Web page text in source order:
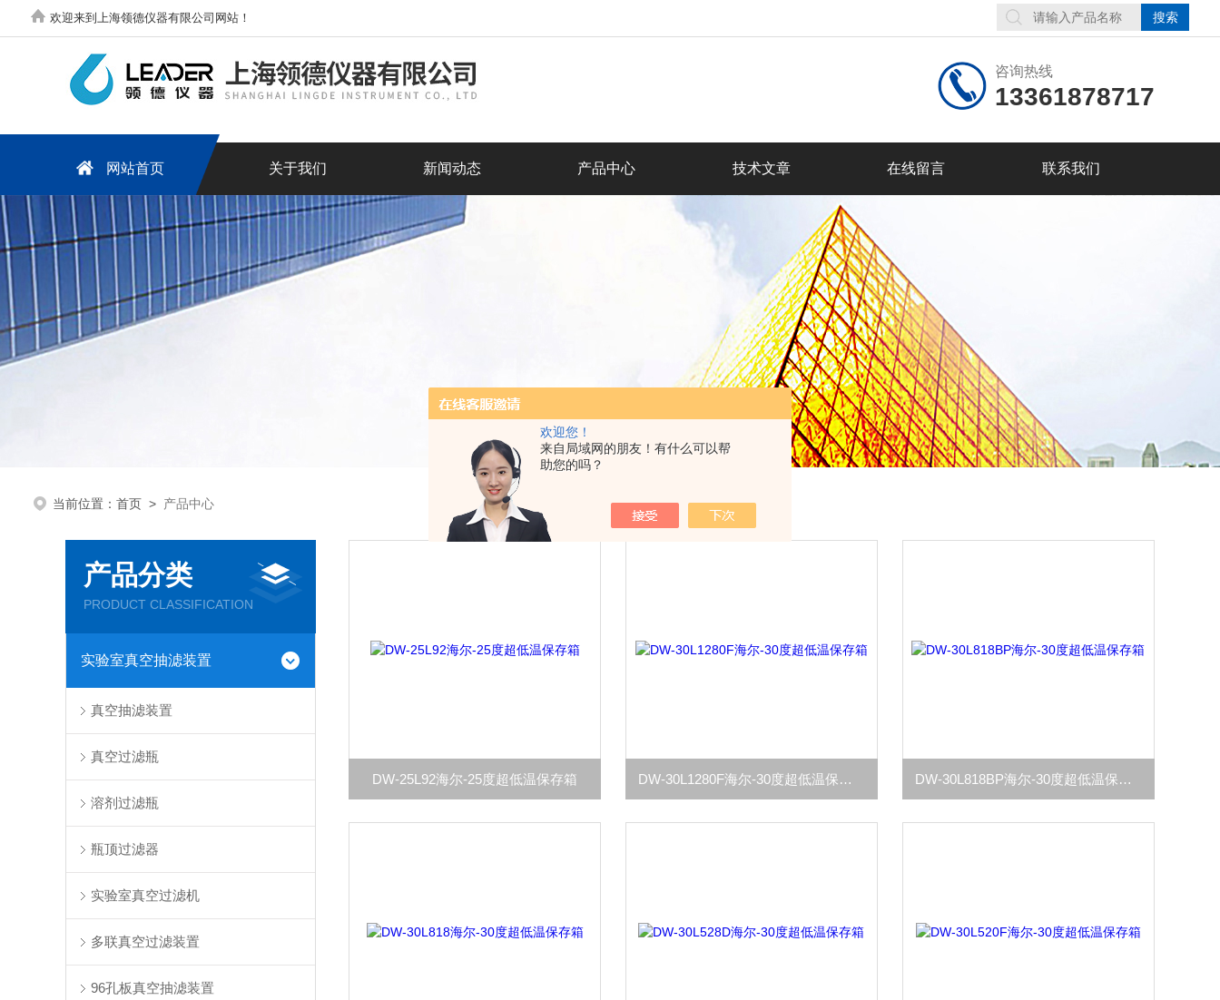
欢迎您！
来自局域网的朋友！有什么可以帮
助您的吗？
欢迎来到上海领德仪器有限公司网站！
咨询热线
13361878717
网站首页 关于我们 新闻动态 产品中心 技术文章 在线留言 联系我们
当前位置： 首页> 产品中心
产品分类
PRODUCT CLASSIFICATION
实验室真空抽滤装置
真空抽滤装置
真空过滤瓶
溶剂过滤瓶
瓶顶过滤器
实验室真空过滤机
多联真空过滤装置
96孔板真空抽滤装置
DW-25L92海尔-25度超低温保存箱 DW-30L1280F海尔-30度超低温保存箱 DW-30L818BP海尔-30度超低温保存箱